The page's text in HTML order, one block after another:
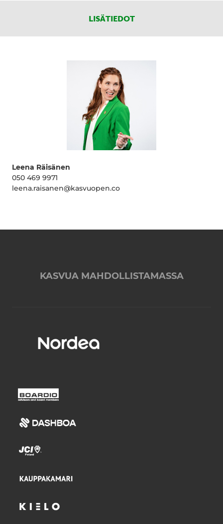
LISÄTIEDOT
Leena Räisänen
050 469 9971
leena.raisanen@kasvuopen.co
KASVUA MAHDOLLISTAMASSA